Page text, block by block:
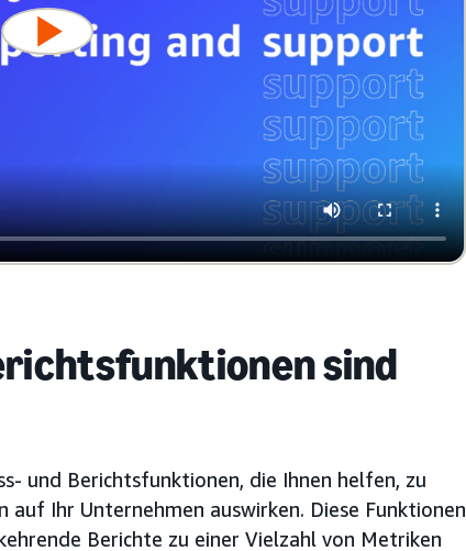
sind
und Berichtsfunktionen, die Ihnen helfen, zu
auf Ihr Unternehmen auswirken. Diese Funktionen
Berichte zu einer Vielzahl von Metriken